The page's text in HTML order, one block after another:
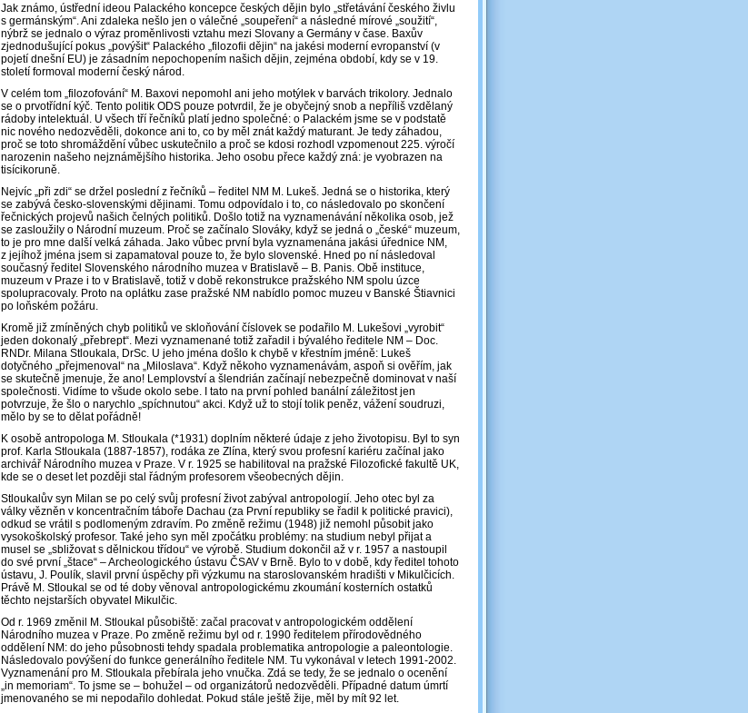
Jak známo, ústřední ideou Palackého koncepce českých dějin bylo „střetávání českého živlu
s germánským“. Ani zdaleka nešlo jen o válečné „soupeření“ a následné mírové „soužití“,
nýbrž se jednalo o výraz proměnlivosti vztahu mezi Slovany a Germány v čase. Baxův
zjednodušující pokus „povýšit“ Palackého „filozofii dějin“ na jakési moderní evropanství (v
pojetí dnešní EU) je zásadním nepochopením našich dějin, zejména období, kdy se v 19.
století formoval moderní český národ.
V celém tom „filozofování“ M. Baxovi nepomohl ani jeho motýlek v barvách trikolory. Jednalo
se o prvotřídní kýč. Tento politik ODS pouze potvrdil, že je obyčejný snob a nepříliš vzdělaný
rádoby intelektuál. U všech tří řečníků platí jedno společné: o Palackém jsme se v podstatě
nic nového nedozvěděli, dokonce ani to, co by měl znát každý maturant. Je tedy záhadou,
proč se toto shromáždění vůbec uskutečnilo a proč se kdosi rozhodl vzpomenout 225. výročí
narozenin našeho nejznámějšího historika. Jeho osobu přece každý zná: je vyobrazen na
tisícikoruně.
Nejvíc „při zdi“ se držel poslední z řečníků – ředitel NM M. Lukeš. Jedná se o historika, který
se zabývá česko-slovenskými dějinami. Tomu odpovídalo i to, co následovalo po skončení
řečnických projevů našich čelných politiků. Došlo totiž na vyznamenávání několika osob, jež
se zasloužily o Národní muzeum. Proč se začínalo Slováky, když se jedná o „české“ muzeum,
to je pro mne další velká záhada. Jako vůbec první byla vyznamenána jakási úřednice NM,
z jejíhož jména jsem si zapamatoval pouze to, že bylo slovenské. Hned po ní následoval
současný ředitel Slovenského národního muzea v Bratislavě – B. Panis. Obě instituce,
muzeum v Praze i to v Bratislavě, totiž v době rekonstrukce pražského NM spolu úzce
spolupracovaly. Proto na oplátku zase pražské NM nabídlo pomoc muzeu v Banské Štiavnici
po loňském požáru.
Kromě již zmíněných chyb politiků ve skloňování číslovek se podařilo M. Lukešovi „vyrobit“
jeden dokonalý „přebrept“. Mezi vyznamenané totiž zařadil i bývalého ředitele NM ‒ Doc.
RNDr. Milana Stloukala, DrSc. U jeho jména došlo k chybě v křestním jméně: Lukeš
dotyčného „přejmenoval“ na „Miloslava“. Když někoho vyznamenávám, aspoň si ověřím, jak
se skutečně jmenuje, že ano! Lemplovství a šlendrián začínají nebezpečně dominovat v naší
společnosti. Vidíme to všude okolo sebe. I tato na první pohled banální záležitost jen
potvrzuje, že šlo o narychlo „spíchnutou“ akci. Když už to stojí tolik peněz, vážení soudruzi,
mělo by se to dělat pořádně!
K osobě antropologa M. Stloukala (*1931) doplním některé údaje z jeho životopisu. Byl to syn
prof. Karla Stloukala (1887-1857), rodáka ze Zlína, který svou profesní kariéru začínal jako
archivář Národního muzea v Praze. V r. 1925 se habilitoval na pražské Filozofické fakultě UK,
kde se o deset let později stal řádným profesorem všeobecných dějin.
Stloukalův syn Milan se po celý svůj profesní život zabýval antropologií. Jeho otec byl za
války vězněn v koncentračním táboře Dachau (za První republiky se řadil k politické pravici),
odkud se vrátil s podlomeným zdravím. Po změně režimu (1948) již nemohl působit jako
vysokoškolský profesor. Také jeho syn měl zpočátku problémy: na studium nebyl přijat a
musel se „sbližovat s dělnickou třídou“ ve výrobě. Studium dokončil až v r. 1957 a nastoupil
do své první „štace“ – Archeologického ústavu ČSAV v Brně. Bylo to v době, kdy ředitel tohoto
ústavu, J. Poulík, slavil první úspěchy při výzkumu na staroslovanském hradišti v Mikulčicích.
Právě M. Stloukal se od té doby věnoval antropologickému zkoumání kosterních ostatků
těchto nejstarších obyvatel Mikulčic.
Od r. 1969 změnil M. Stloukal působiště: začal pracovat v antropologickém oddělení
Národního muzea v Praze. Po změně režimu byl od r. 1990 ředitelem přírodovědného
oddělení NM: do jeho působnosti tehdy spadala problematika antropologie a paleontologie.
Následovalo povýšení do funkce generálního ředitele NM. Tu vykonával v letech 1991-2002.
Vyznamenání pro M. Stloukala přebírala jeho vnučka. Zdá se tedy, že se jednalo o ocenění
„in memoriam“. To jsme se ‒ bohužel ‒ od organizátorů nedozvěděli. Případné datum úmrtí
jmenovaného se mi nepodařilo dohledat. Pokud stále ještě žije, měl by mít 92 let.